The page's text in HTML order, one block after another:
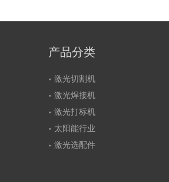
产品分类
激光切割机
激光焊接机
激光打标机
太阳能行业
激光选配件